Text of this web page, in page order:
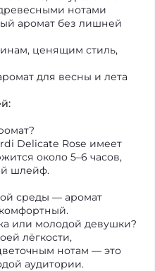
нотами
аромат без лишней
ценящим стиль,
для весны и лета
Delicate Rose имеет
около 5–6 часов,
шлейф.
среды — аромат
или молодой девушки?
лёгкости,
нотам — это
аудитории.